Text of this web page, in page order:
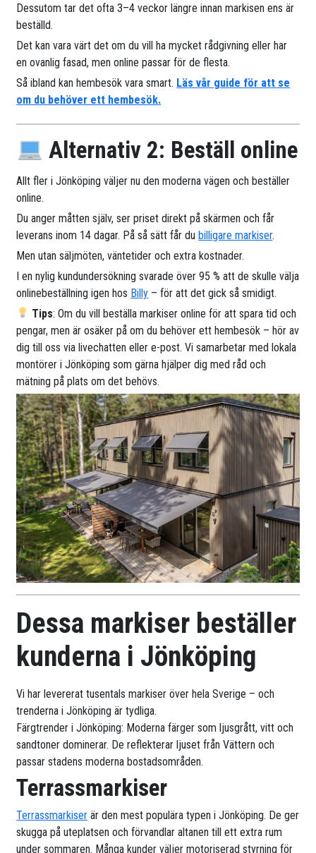
Dessutom tar det ofta 3–4 veckor längre innan markisen ens är
beställd.
Det kan vara värt det om du vill ha mycket rådgivning eller har
en ovanlig fasad, men online passar för de flesta.
Så ibland kan hembesök vara smart. Läs vår guide för att se
om du behöver ett hembesök.
Alternativ 2: Beställ online
Allt fler i Jönköping väljer nu den moderna vägen och beställer
online.
Du anger måtten själv, ser priset direkt på skärmen och får
leverans inom 14 dagar. På så sätt får dubilligare markiser.
Men utan säljmöten, väntetider och extra kostnader.
I en nylig kundundersökning svarade över 95 % att de skulle välja
onlinebeställning igen hos Billy – för att det gick så smidigt.
Tips: Om du vill beställa markiser online för att spara tid och
pengar, men är osäker på om du behöver ett hembesök – hör av
dig till oss via livechatten eller e-post. Vi samarbetar med lokala
montörer i Jönköping som gärna hjälper dig med råd och
mätning på plats om det behövs.
Dessa markiser beställer
kunderna i Jönköping
Vi har levererat tusentals markiser över hela Sverige – och
trenderna i Jönköping är tydliga.
Färgtrender i Jönköping: Moderna färger som ljusgrått, vitt och
sandtoner dominerar. De reflekterar ljuset från Vättern och
passar stadens moderna bostadsområden.
Terrassmarkiser
Terrassmarkiser är den mest populära typen i Jönköping. De ger
skugga på uteplatsen och förvandlar altanen till ett extra rum
under sommaren. Många kunder väljer motoriserad styrning för